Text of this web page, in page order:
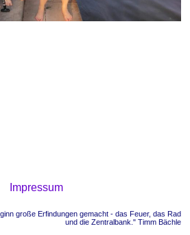
Impressum
große Erfindungen gemacht - das Feuer, das Rad
und die Zentralbank." Timm Bächle